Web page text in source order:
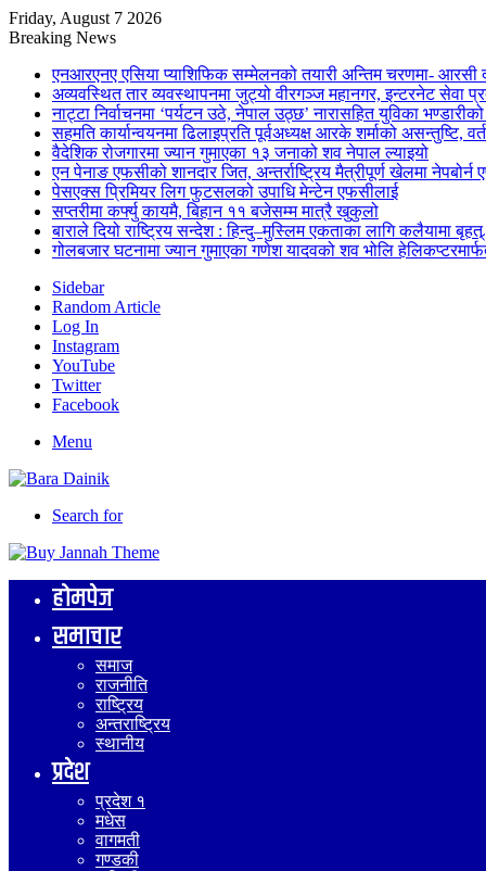
Friday, August 7 2026
Breaking News
एनआरएनए एसिया प्याशिफिक सम्मेलनको तयारी अन्तिम चरणमा-
अव्यवस्थित तार व्यवस्थापनमा जुट्यो वीरगञ्ज महानगर, इन्टरनेट सेवा
नाट्टा निर्वाचनमा ‘पर्यटन उठे, नेपाल उठ्छ’ नारासहित युविका
सहमति कार्यान्वयनमा ढिलाइप्रति पूर्वअध्यक्ष आरके शर्माको असन्तुष्टि,
वैदेशिक रोजगारमा ज्यान गुमाएका १३ जनाको शव नेपाल ल्याइयो
एन पेनाङ एफसीको शानदार जित, अन्तर्राष्ट्रिय मैत्रीपूर्ण खेलमा
पेसएक्स प्रिमियर लिग फुटसलको उपाधि मेन्टेन एफसीलाई
सप्तरीमा कर्फ्यु कायमै, बिहान ११ बजेसम्म मात्रै खुकुलो
बाराले दियो राष्ट्रिय सन्देश : हिन्दु–मुस्लिम एकताका लागि कलैयामा बृहत्
गोलबजार घटनामा ज्यान गुमाएका गणेश यादवको शव भोलि
Sidebar
Random Article
Log In
Instagram
YouTube
Twitter
Facebook
Menu
Search for
होमपेज
समाचार
समाज
राजनीति
राष्ट्रिय
अन्तराष्ट्रिय
स्थानीय
प्रदेश
प्रदेश १
मधेस
वागमती
गण्डकी